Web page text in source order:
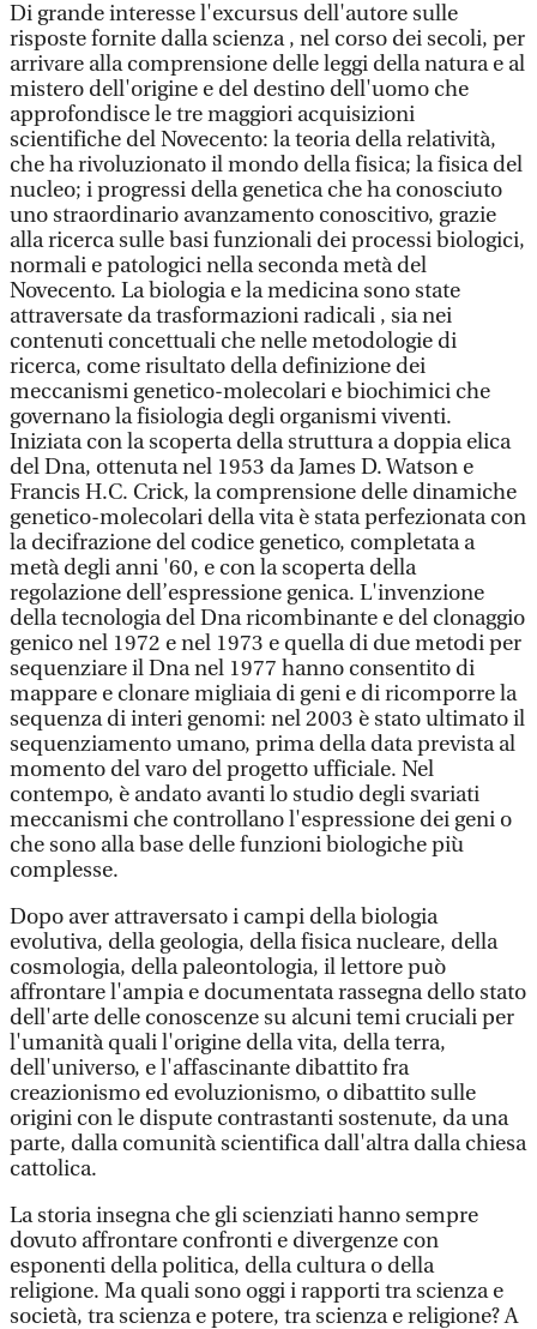
Di grande interesse l'excursus dell'autore sulle
risposte fornite dalla scienza , nel corso dei secoli, per
arrivare alla comprensione delle leggi della natura e al
mistero dell'origine e del destino dell'uomo che
approfondisce le tre maggiori acquisizioni
scientifiche del Novecento: la teoria della relatività,
che ha rivoluzionato il mondo della fisica; la fisica del
nucleo; i progressi della genetica che ha conosciuto
uno straordinario avanzamento conoscitivo, grazie
alla ricerca sulle basi funzionali dei processi biologici,
normali e patologici nella seconda metà del
Novecento. La biologia e la medicina sono state
attraversate da trasformazioni radicali , sia nei
contenuti concettuali che nelle metodologie di
ricerca, come risultato della definizione dei
meccanismi genetico-molecolari e biochimici che
governano la fisiologia degli organismi viventi.
Iniziata con la scoperta della struttura a doppia elica
del Dna, ottenuta nel 1953 da James D. Watson e
Francis H.C. Crick, la comprensione delle dinamiche
genetico-molecolari della vita è stata perfezionata con
la decifrazione del codice genetico, completata a
metà degli anni '60, e con la scoperta della
regolazione dell’espressione genica. L'invenzione
della tecnologia del Dna ricombinante e del clonaggio
genico nel 1972 e nel 1973 e quella di due metodi per
sequenziare il Dna nel 1977 hanno consentito di
mappare e clonare migliaia di geni e di ricomporre la
sequenza di interi genomi: nel 2003 è stato ultimato il
sequenziamento umano, prima della data prevista al
momento del varo del progetto ufficiale. Nel
contempo, è andato avanti lo studio degli svariati
meccanismi che controllano l'espressione dei geni o
che sono alla base delle funzioni biologiche più
complesse.
Dopo aver attraversato i campi della biologia
evolutiva, della geologia, della fisica nucleare, della
cosmologia, della paleontologia, il lettore può
affrontare l'ampia e documentata rassegna dello stato
dell'arte delle conoscenze su alcuni temi cruciali per
l'umanità quali l'origine della vita, della terra,
dell'universo, e l'affascinante dibattito fra
creazionismo ed evoluzionismo, o dibattito sulle
origini con le dispute contrastanti sostenute, da una
parte, dalla comunità scientifica dall'altra dalla chiesa
cattolica.
La storia insegna che gli scienziati hanno sempre
dovuto affrontare confronti e divergenze con
esponenti della politica, della cultura o della
religione. Ma quali sono oggi i rapporti tra scienza e
società, tra scienza e potere, tra scienza e religione? A